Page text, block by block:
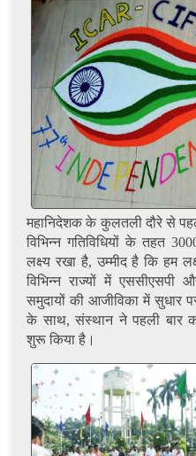
महानिदेशक के कुलतली दौरे से
विभिन्न गतिविधियों के तहत
लक्ष्य रखा है, उम्मीद है कि हम
विभिन्न राज्यों में
समुदायों की आजीविका में सुधार
के साथ, संस्थान ने पहली बार
शुरू किया है।